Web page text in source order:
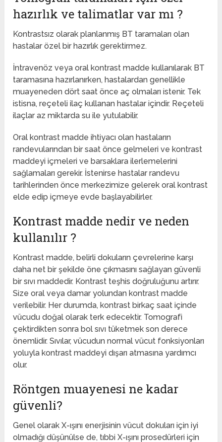
hazırlık ve talimatlar var mı ?
Kontrastsız olarak planlanmış BT taramaları olan
hastalar özel bir hazırlık gerektirmez.
İntravenöz veya oral kontrast madde kullanılarak BT
taramasına hazırlanırken, hastalardan genellikle
muayeneden dört saat önce aç olmaları istenir. Tek
istisna, reçeteli ilaç kullanan hastalar içindir. Reçeteli
ilaçlar az miktarda su ile yutulabilir.
Oral kontrast madde ihtiyacı olan hastaların
randevularından bir saat önce gelmeleri ve kontrast
maddeyi içmeleri ve barsaklara ilerlemelerini
sağlamaları gerekir. İstenirse hastalar randevu
tarihlerinden önce merkezimize gelerek oral kontrast
elde edip içmeye evde başlayabilirler.
Kontrast madde nedir ve neden
kullanılır ?
Kontrast madde, belirli dokuların çevrelerine karşı
daha net bir şekilde öne çıkmasını sağlayan güvenli
bir sıvı maddedir. Kontrast teşhis doğruluğunu artırır.
Size oral veya damar yolundan kontrast madde
verilebilir. Her durumda, kontrast birkaç saat içinde
vücudu doğal olarak terk edecektir. Tomografi
çektirdikten sonra bol sıvı tüketmek son derece
önemlidir. Sıvılar, vücudun normal vücut fonksiyonları
yoluyla kontrast maddeyi dışarı atmasına yardımcı
olur.
Röntgen muayenesi ne kadar
güvenli?
Genel olarak X-ışını enerjisinin vücut dokuları için iyi
olmadığı düşünülse de, tıbbi X-ışını prosedürleri için